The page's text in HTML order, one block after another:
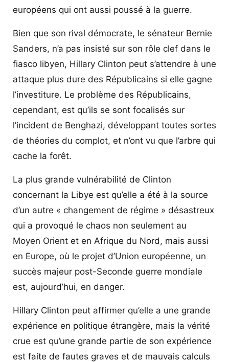
européens qui ont aussi poussé à la guerre.
Bien que son rival démocrate, le sénateur Bernie
Sanders, n’a pas insisté sur son rôle clef dans le
fiasco libyen, Hillary Clinton peut s’attendre à une
attaque plus dure des Républicains si elle gagne
l’investiture. Le problème des Républicains,
cependant, est qu’ils se sont focalisés sur
l’incident de Benghazi, développant toutes sortes
de théories du complot, et n’ont vu que l’arbre qui
cache la forêt.
La plus grande vulnérabilité de Clinton
concernant la Libye est qu’elle a été à la source
d’un autre « changement de régime » désastreux
qui a provoqué le chaos non seulement au
Moyen Orient et en Afrique du Nord, mais aussi
en Europe, où le projet d’Union européenne, un
succès majeur post-Seconde guerre mondiale
est, aujourd’hui, en danger.
Hillary Clinton peut affirmer qu’elle a une grande
expérience en politique étrangère, mais la vérité
crue est qu’une grande partie de son expérience
est faite de fautes graves et de mauvais calculs